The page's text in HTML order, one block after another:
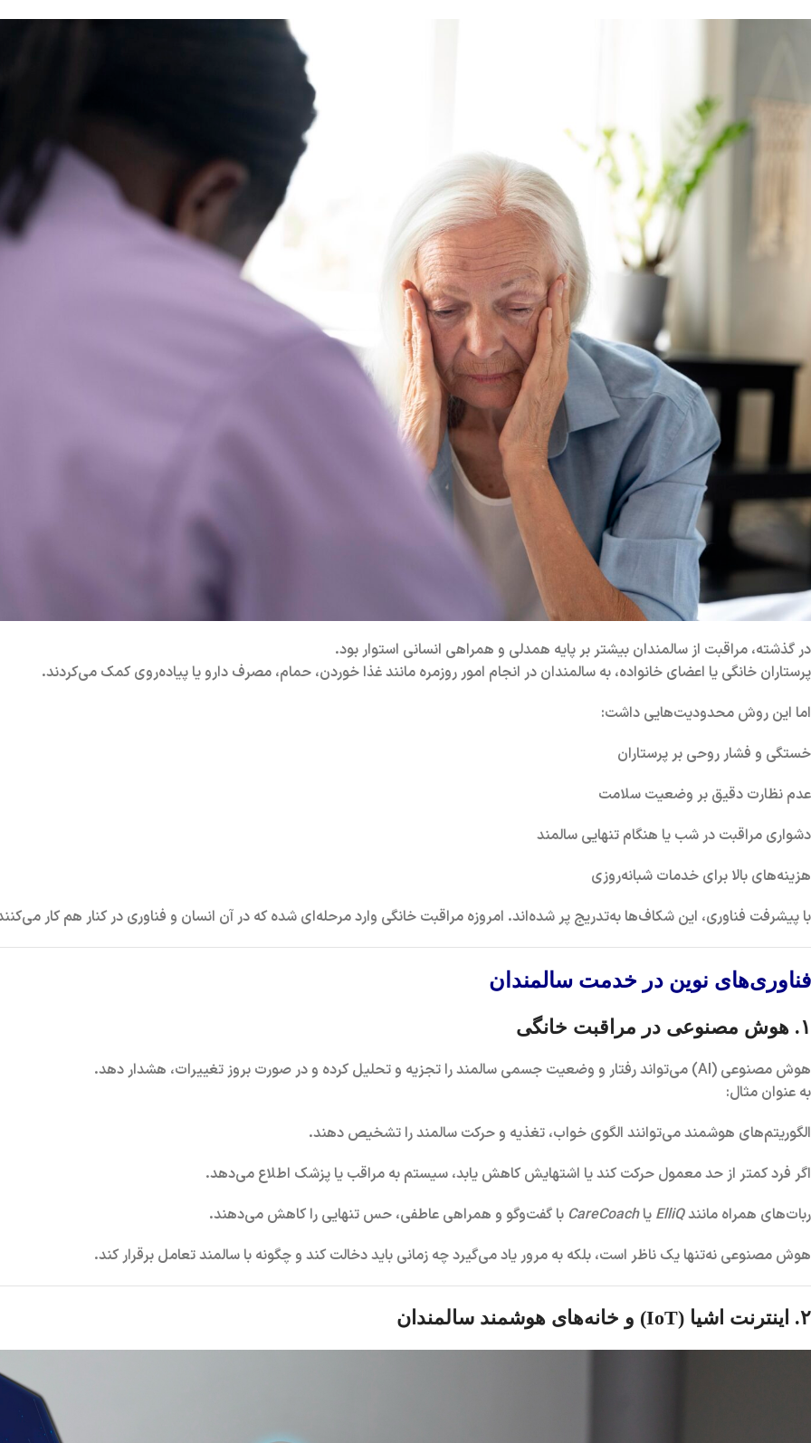
در گذشته، مراقبت از سالمندان بیشتر بر پایه همدلی و همراهی انسانی استوار بود.
پرستاران خانگی یا اعضای خانواده، به سالمندان در انجام امور روزمره مانند غذا خوردن، حمام، مصرف دارو یا پیاده‌روی کمک می‌کردند.
اما این روش محدودیت‌هایی داشت:
خستگی و فشار روحی بر پرستاران
عدم نظارت دقیق بر وضعیت سلامت
دشواری مراقبت در شب یا هنگام تنهایی سالمند
هزینه‌های بالا برای خدمات شبانه‌روزی
با پیشرفت فناوری، این شکاف‌ها به‌تدریج پر شده‌اند. امروزه مراقبت خانگی وارد مرحله‌ای شده که در آن انسان و فناوری در کنار هم کار
فناوری‌های نوین در خدمت سالمندان
۱. هوش مصنوعی در مراقبت خانگی
هوش مصنوعی (AI) می‌تواند رفتار و وضعیت جسمی سالمند را تجزیه و تحلیل کرده و در صورت بروز تغییرات، هشدار دهد.
به عنوان مثال:
الگوریتم‌های هوشمند می‌توانند الگوی خواب، تغذیه و حرکت سالمندرا تشخیص دهند.
اگر فرد کمتر از حد معمول حرکت کند یا اشتهایش کاهش یابد، سیستم به مراقب یا پزشک اطلاع می‌دهد.
ربات‌های همراه مانندElliQ یاCareCoach با گفت‌وگو و همراهی عاطفی، حس تنهایی را کاهش می‌دهند.
هوش مصنوعی نه‌تنها یک ناظر است، بلکه به مرور یاد می‌گیرد چه زمانی باید دخالت کند و چگونه با سالمند تعامل برقرار کند.
۲. اینترنت اشیا (IoT) و خانه‌های هوشمند سالمندان